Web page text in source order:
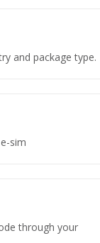
and package type.
sim
through your